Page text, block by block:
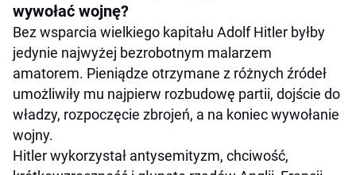
wywołać wojnę?
Bez wsparcia wielkiego kapitału Adolf Hitler byłby
jedynie najwyżej bezrobotnym malarzem
amatorem. Pieniądze otrzymane z różnych źródeł
umożliwiły mu najpierw rozbudowę partii, dojście do
władzy, rozpoczęcie zbrojeń, a na koniec wywołanie
wojny.
Hitler wykorzystał antysemityzm, chciwość,